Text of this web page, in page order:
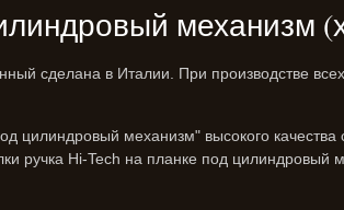
механизм
сделана в Италии. При производстве
цилиндровый механизм" высокого
ручка Hi-Tech на планке под